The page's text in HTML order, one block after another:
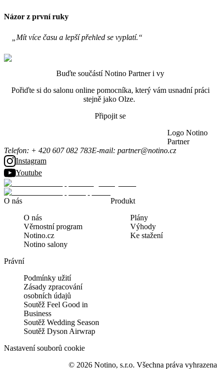
Názor z první ruky
„Mít více času a lepší přehled se vyplatí.“
Buďte součástí Notino Partner i vy
Pořiďte si do salonu online pomocníka, který vám usnadní práci
stejně jako Olze.
Připojit se
Logo Notino
Partner
Telefon: + 420 607 082 783E-mail: partner@notino.cz
Instagram
Youtube
O nás
O nás
Věrnostní program
Notino.cz
Notino salony
Produkt
Plány
Výhody
Ke stažení
Právní
Podmínky užití
Zásady zpracování
osobních údajů
Soutěž Feel Good in
Business
Soutěž Wedding Season
Soutěž Dyson Airwrap
Nastavení souborů cookie
© 2026 Notino, s.r.o. Všechna práva vyhrazena